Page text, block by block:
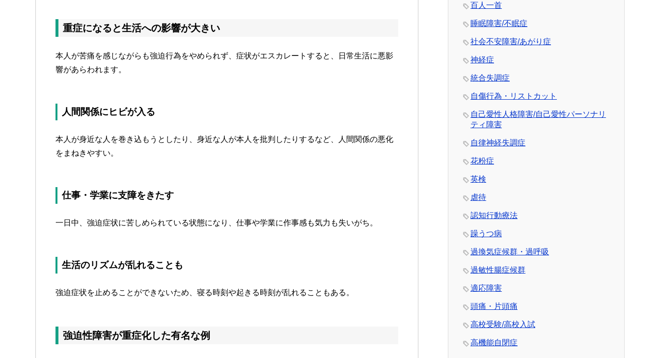
重症になると生活への影響が大きい
本人が苦痛を感じながらも強迫行為をやめられず、症状がエスカレートすると、日常生活に悪影
響があらわれます。
人間関係にヒビが入る
本人が身近な人を巻き込もうとしたり、身近な人が本人を批判したりするなど、人間関係の悪化
をまねきやすい。
仕事・学業に支障をきたす
一日中、強迫症状に苦しめられている状態になり、仕事や学業に作事感も気力も失いがち。
生活のリズムが乱れることも
強迫症状を止めることができないため、寝る時刻や起きる時刻が乱れることもある。
強迫性障害が重症化した有名な例
百人一首
睡眠障害/不眠症
社会不安障害/あがり症
神経症
統合失調症
自傷行為・リストカット
自己愛性人格障害/自己愛性パーソナリ
ティ障害
自律神経失調症
花粉症
英検
虐待
認知行動療法
躁うつ病
過換気症候群・過呼吸
過敏性腸症候群
適応障害
頭痛・片頭痛
高校受験/高校入試
高機能自閉症